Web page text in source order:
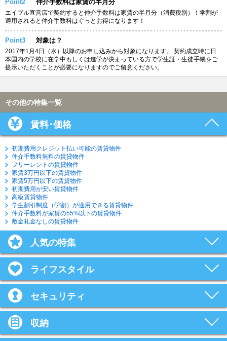
Point2 仲介手数料は家賃の半月分
エイブル直営店で契約すると仲介手数料は家賃の半月分（消費税別）！学割が
適用されると仲介手数料はぐっとお得になります！
Point3 対象は？
2017年1月4日（水）以降のお申し込みから対象になります。 契約成立時に日
本国内の学校に在学中もしくは進学が決まっている方で学生証・生徒手帳をご
提示いただくことが必要になりますのでご留意ください。
その他の特集一覧
賃料･価格
初期費用クレジット払い可能の賃貸物件
仲介手数料無料の賃貸物件
フリーレントの賃貸物件
家賃3万円以下の賃貸物件
家賃5万円以下の賃貸物件
初期費用が安い賃貸物件
高級賃貸物件
学生割引制度（学割）が適用できる賃貸物件
仲介手数料が家賃の55%以下の賃貸物件
敷金礼金なしの賃貸物件
人気の特集
ライフスタイル
セキュリティ
収納